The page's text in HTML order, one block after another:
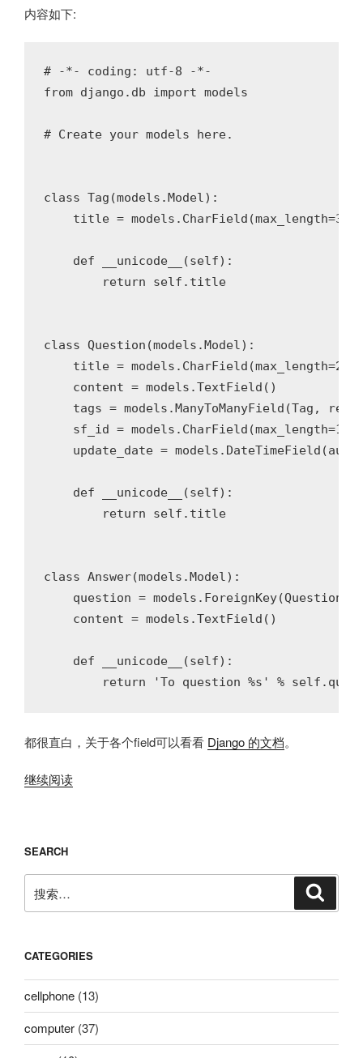
内容如下:
# -*- coding: utf-8 -*-
from django.db import models
# Create your models here.
class Tag (models.Model) :
    title = models.CharField(max_length=
30
def __unicode__ (self) :
return self.title
class Question (models.Model) :
    title = models.CharField(max_length=
255
    content = models.TextField()
tags = models.ManyToManyField(Tag,
    sf_id = models.CharField(max_length=
16
update_date =
def __unicode__ (self) :
return self.title
class Answer(models.Model) :
question = models.ForeignKey(Question,
    content = models.TextField()
def __unicode__ (self) :
return
'To question %s' %
都很直白，关于各个field可以看看 Django 的文档。
继续阅读“Python
入
手
——
零
开
始
建
SEARCH
索：
CATEGORIES
cellphone (13)
computer (37)